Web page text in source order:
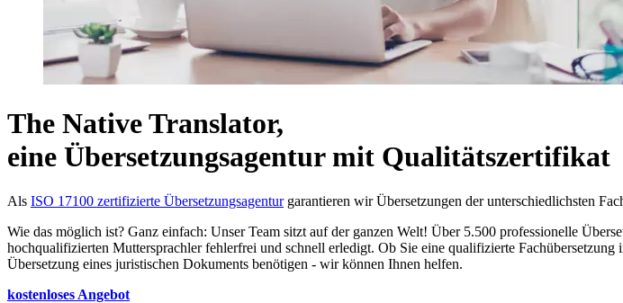
The Native Translator,
eine Übersetzungsagentur mit Qualitätszertifikat
Als ISO 17100 zertifizierte Übersetzungsagenturgarantieren wir Übersetzungen der unterschiedlichsten
Wie das möglich ist? Ganz einfach: Unser Team sitzt auf der ganzen Welt! Über 5.500 professionelle
hochqualifizierten Muttersprachler fehlerfrei und schnell erledigt. Ob Sie eine qualifizierte
Übersetzung eines juristischen Dokuments benötigen - wir können Ihnen helfen.
kostenloses Angebot